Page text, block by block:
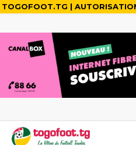
TOGOFOOT.TG |